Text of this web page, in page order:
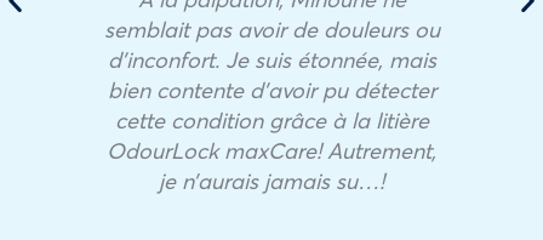
semblait pas avoir de douleurs ou
d’inconfort. Je suis étonnée, mais
bien contente d’avoir pu détecter
cette condition grâce à la litière
OdourLock maxCare! Autrement,
je n’aurais jamais su…!